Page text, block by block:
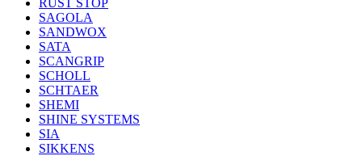
RUST STOP
SAGOLA
SANDWOX
SATA
SCANGRIP
SCHOLL
SCHTAER
SHEMI
SHINE SYSTEMS
SIA
SIKKENS